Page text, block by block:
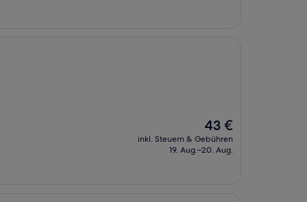
Der
Preis
beträgt
43 €
inkl. Steuern & Gebühren
19. Aug.–20. Aug.